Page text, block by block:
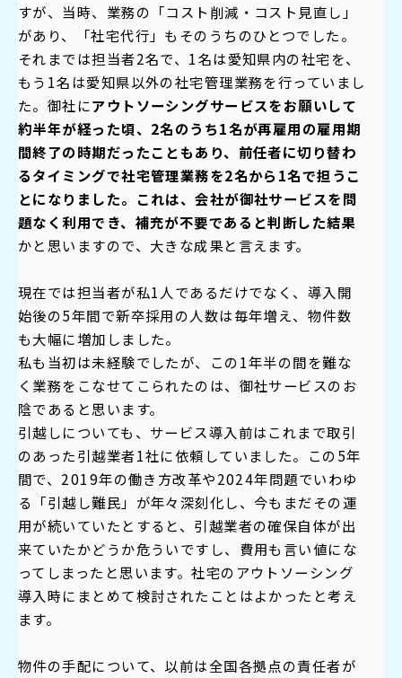
すが、当時、業務の「コスト削減・コスト見直し」
があり、「社宅代行」もそのうちのひとつでした。
それまでは担当者2名で、1名は愛知県内の社宅を、
もう1名は愛知県以外の社宅管理業務を行っていまし
た。御社にアウトソーシングサービスをお願いして
約半年が経った頃、2名のうち1名が再雇用の雇用期
間終了の時期だったこともあり、前任者に切り替わ
るタイミングで社宅管理業務を2名から1名で担うこ
とになりました。これは、会社が御社サービスを問
題なく利用でき、補充が不要であると判断した結果
かと思いますので、大きな成果と言えます。
現在では担当者が私1人であるだけでなく、導入開
始後の5年間で新卒採用の人数は毎年増え、物件数
も大幅に増加しました。
私も当初は未経験でしたが、この1年半の間を難な
く業務をこなせてこられたのは、御社サービスのお
陰であると思います。
引越しについても、サービス導入前はこれまで取引
のあった引越業者1社に依頼していました。この5年
間で、2019年の働き方改革や2024年問題でいわゆ
る「引越し難民」が年々深刻化し、今もまだその運
用が続いていたとすると、引越業者の確保自体が出
来ていたかどうか危ういですし、費用も言い値にな
ってしまったと思います。社宅のアウトソーシング
導入時にまとめて検討されたことはよかったと考え
ます。
物件の手配について、以前は全国各拠点の責任者が